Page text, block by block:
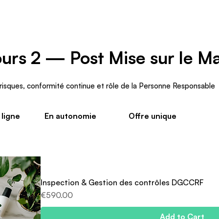
2 — Post Mise sur le
conformité continue et rôle de la Personne Responsable
ligne En autonomie Offre unique
Inspection & Gestion des contrôles DGCCRF
Price
€590.00
Add to Cart